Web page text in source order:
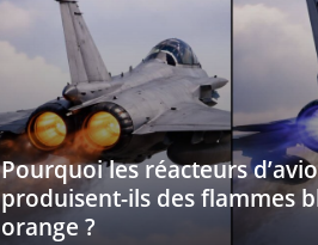
Pourquoi les réacteurs
produisent-ils des flammes
orange ?